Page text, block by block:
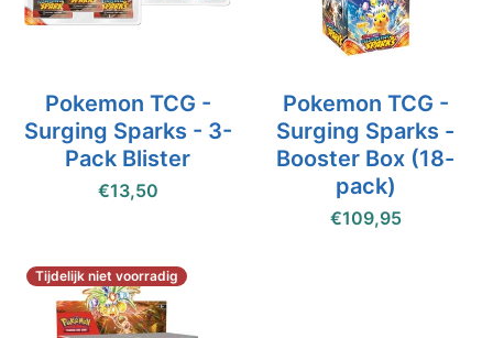
Pokemon TCG -
Surging Sparks - 3-
Pack Blister
€13,50
Pokemon TCG -
Surging Sparks -
Booster Box (18-
pack)
€109,95
Tijdelijk niet voorradig